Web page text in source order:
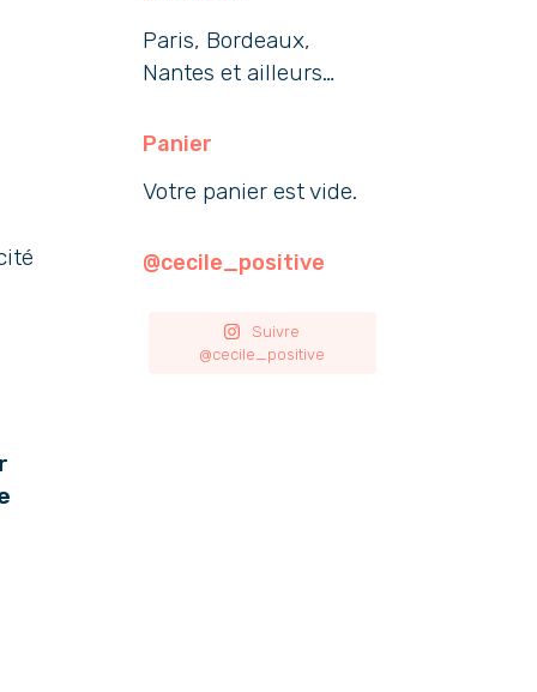
Paris, Bordeaux,
Nantes et ailleurs…
Panier
Votre panier est vide.
@cecile_positive
Suivre
@cecile_positive